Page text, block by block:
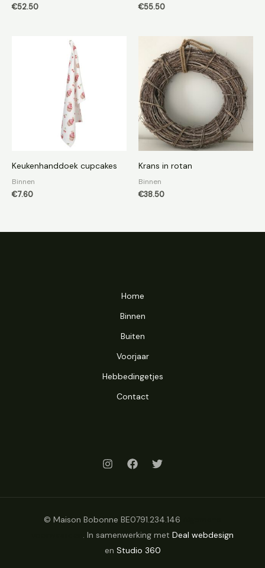
€52.50
€55.50
Keukenhanddoek cupcakes
Binnen
€7.60
Krans in rotan
Binnen
€38.50
Home
Binnen
Buiten
Voorjaar
Hebbedingetjes
Contact
© Maison Bobonne BE0791.234.146
. In samenwerking met Deal webdesign
en Studio 360